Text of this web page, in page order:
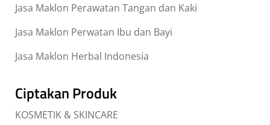
Jasa Maklon Perawatan Tangan dan Kaki
Jasa Maklon Perwatan Ibu dan Bayi
Jasa Maklon Herbal Indonesia
Ciptakan Produk
KOSMETIK & SKINCARE